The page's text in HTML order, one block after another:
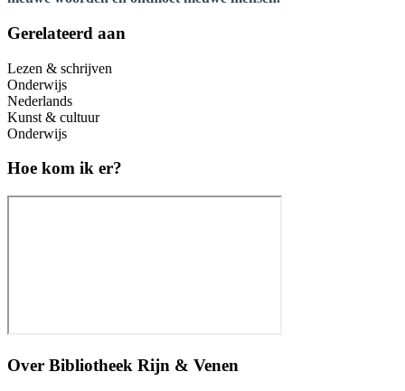
Gerelateerd aan
Lezen & schrijven
Onderwijs
Nederlands
Kunst & cultuur
Onderwijs
Hoe kom ik er?
Over Bibliotheek Rijn & Venen